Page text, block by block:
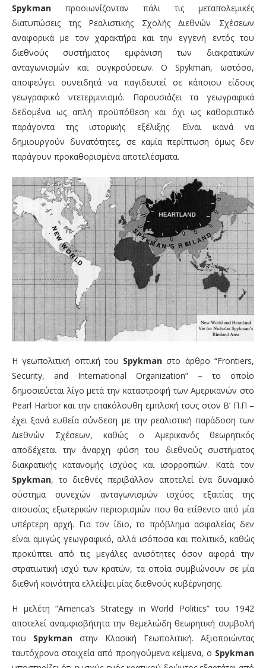
Spykman προοιωνίζονταν πάλι τις μεταπολεμικές
διατυπώσεις της Ρεαλιστικής Σχολής ∆ιεθνών Σχέσεων
αναφορικά με τον χαρακτήρα και την εγγενή εντός του
διεθνούς συστήματος εμφάνιση των διακρατικών
ανταγωνισμών και συγκρούσεων. Ο Spykman, ωστόσο,
αποφεύγει συνειδητά να παγιδευτεί σε κάποιου είδους
γεωγραφικό ντετερμινισμό. Παρουσιάζει τα γεωγραφικά
δεδομένα ως απλή προϋπόθεση και όχι ως καθοριστικό
παράγοντα της ιστορικής εξέλιξης. Είναι ικανά να
δημιουργούν δυνατότητες, σε καμία περίπτωση όμως δεν
παράγουν προκαθορισμένα αποτελέσματα.
Η γεωπολιτική οπτική του Spykman στο άρθρο “Frontiers,
Security, and International Organization” – το οποίο
δημοσιεύεται λίγο μετά την καταστροφή των Αμερικανών στο
Pearl Harbor και την επακόλουθη εμπλοκή τους στον Β’ Π.Π –
έχει ξανά ευθεία σύνδεση με την ρεαλιστική παράδοση των
∆ιεθνών Σχέσεων, καθώς ο Αμερικανός θεωρητικός
αποδέχεται την άναρχη φύση του διεθνούς συστήματος
διακρατικής κατανομής ισχύος και ισορροπιών. Κατά τον
Spykman, το διεθνές περιβάλλον αποτελεί ένα δυναμικό
σύστημα συνεχών ανταγωνισμών ισχύος εξαιτίας της
απουσίας εξωτερικών περιορισμών που θα ετίθεντο από μία
υπέρτερη αρχή. Για τον ίδιο, το πρόβλημα ασφαλείας δεν
είναι αμιγώς γεωγραφικό, αλλά ισόποσα και πολιτικό, καθώς
προκύπτει από τις μεγάλες ανισότητες όσον αφορά την
στρατιωτική ισχύ των κρατών, τα οποία συμβιώνουν σε μία
διεθνή κοινότητα ελλείψει μίας διεθνούς κυβέρνησης.
Η μελέτη “America’s Strategy in World Politics” του 1942
αποτελεί αναμφισβήτητα την θεμελιώδη θεωρητική συμβολή
του Spykman στην Κλασική Γεωπολιτική. Αξιοποιώντας
ταυτόχρονα στοιχεία από προηγούμενα κείμενα, ο Spykman